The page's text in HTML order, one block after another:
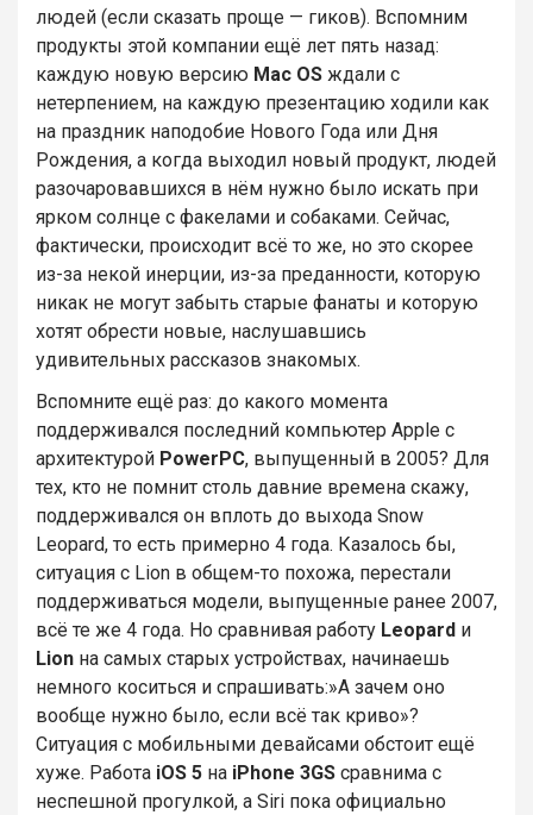
людей (если сказать проще — гиков). Вспомним
продукты этой компании ещё лет пять назад:
каждую новую версию Mac OS ждали с
нетерпением, на каждую презентацию ходили как
на праздник наподобие Нового Года или Дня
Рождения, а когда выходил новый продукт, людей
разочаровавшихся в нём нужно было искать при
ярком солнце с факелами и собаками. Сейчас,
фактически, происходит всё то же, но это скорее
из-за некой инерции, из-за преданности, которую
никак не могут забыть старые фанаты и которую
хотят обрести новые, наслушавшись
удивительных рассказов знакомых.
Вспомните ещё раз: до какого момента
поддерживался последний компьютер Apple с
архитектурой PowerPC, выпущенный в 2005? Для
тех, кто не помнит столь давние времена скажу,
поддерживался он вплоть до выхода Snow
Leopard, то есть примерно 4 года. Казалось бы,
ситуация с Lion в общем-то похожа, перестали
поддерживаться модели, выпущенные ранее 2007,
всё те же 4 года. Но сравнивая работу Leopard и
Lion на самых старых устройствах, начинаешь
немного коситься и спрашивать:»А зачем оно
вообще нужно было, если всё так криво»?
Ситуация с мобильными девайсами обстоит ещё
хуже. Работа iOS 5 на iPhone 3GS сравнима с
неспешной прогулкой, а Siri пока официально